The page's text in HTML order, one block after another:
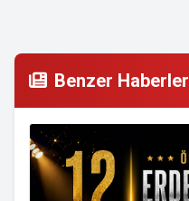
Benzer Haberler